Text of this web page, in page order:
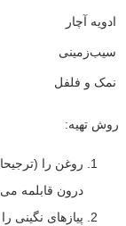
ادویه آچار
سیب‌زمینی
نمک و فلفل
روش تهیه:
روغن را
درون قابلمه می
پیازهای نگینی